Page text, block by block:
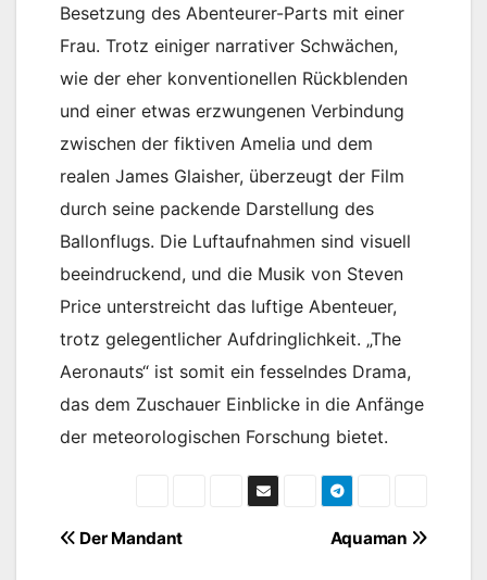
Besetzung des Abenteurer-Parts mit einer
Frau. Trotz einiger narrativer Schwächen,
wie der eher konventionellen Rückblenden
und einer etwas erzwungenen Verbindung
zwischen der fiktiven Amelia und dem
realen James Glaisher, überzeugt der Film
durch seine packende Darstellung des
Ballonflugs. Die Luftaufnahmen sind visuell
beeindruckend, und die Musik von Steven
Price unterstreicht das luftige Abenteuer,
trotz gelegentlicher Aufdringlichkeit. „The
Aeronauts“ ist somit ein fesselndes Drama,
das dem Zuschauer Einblicke in die Anfänge
der meteorologischen Forschung bietet.
Beitragsnavigation Aquaman
Der Mandant